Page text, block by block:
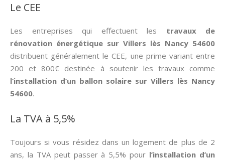
Le CEE
Les entreprises qui effectuent les travaux de
rénovation énergétique sur Villers lès Nancy 54600
distribuent généralement le CEE, une prime variant entre
200 et 800€ destinée à soutenir les travaux comme
l’installation d’un ballon solaire sur Villers lès Nancy
54600.
La TVA à 5,5%
Toujours si vous résidez dans un logement de plus de 2
ans, la TVA peut passer à 5,5% pour l’installation d’un